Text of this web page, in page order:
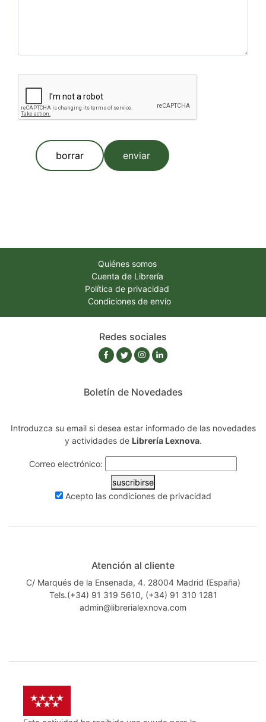
borrar enviar
Quiénes somos
Cuenta de Librería
Política de privacidad
Condiciones de envío
Redes sociales
Boletín de Novedades
Introduzca su email si desea estar informado de las novedades
y actividades de Librería Lexnova.
Correo electrónico:
suscribirse
Acepto las condiciones de privacidad
Atención al cliente
C/ Marqués de la Ensenada, 4. 28004 Madrid (España)
Tels.(+34) 91 319 5610, (+34) 91 310 1281
admin@librerialexnova.com